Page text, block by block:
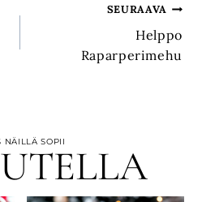
SEURAAVA
Helppo
Raparperimehu
NÄILLÄ SOPII